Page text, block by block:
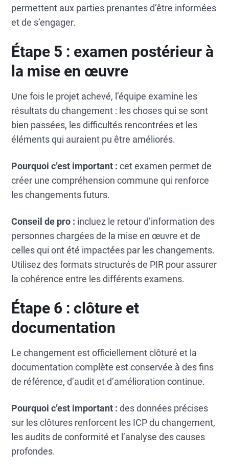
permettent aux parties prenantes d’être informées
et de s’engager.
Étape 5 : examen postérieur à
la mise en œuvre
Une fois le projet achevé, l’équipe examine les
résultats du changement : les choses qui se sont
bien passées, les difficultés rencontrées et les
éléments qui auraient pu être améliorés.
Pourquoi c’est important :cet examen permet de
créer une compréhension commune qui renforce
les changements futurs.
Conseil de pro : incluez le retour d’information des
personnes chargées de la mise en œuvre et de
celles qui ont été impactées par les changements.
Utilisez des formats structurés de PIR pour assurer
la cohérence entre les différents examens.
Étape 6 : clôture et
documentation
Le changement est officiellement clôturé et la
documentation complète est conservée à des fins
de référence, d’audit et d’amélioration continue.
Pourquoi c’est important : des données précises
sur les clôtures renforcent les ICP du changement,
les audits de conformité et l’analyse des causes
profondes.